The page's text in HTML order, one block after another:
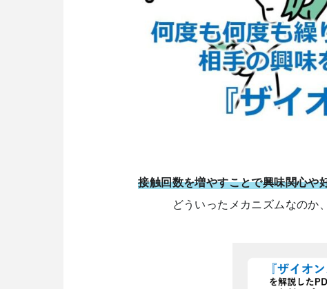
接触回数を増やすことで興味関心や
どういったメカニズムなのか